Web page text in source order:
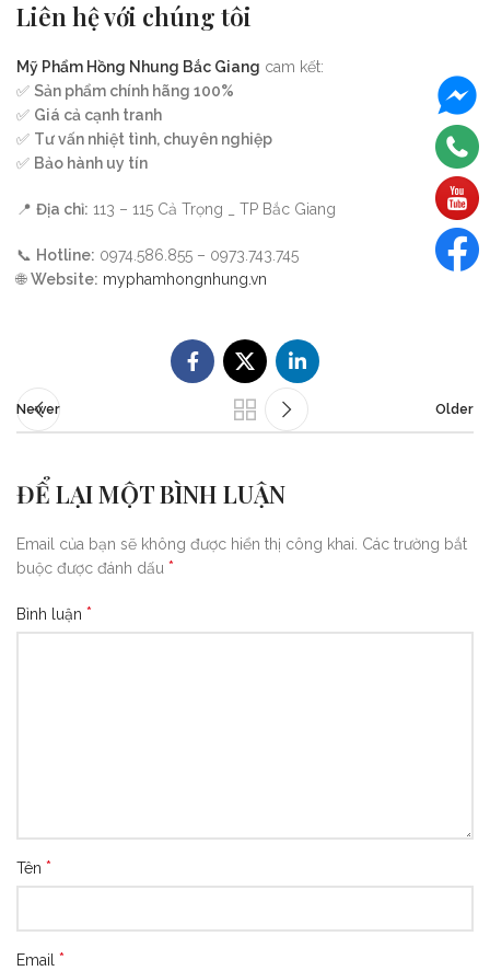
Liên hệ với chúng tôi
Mỹ Phẩm Hồng Nhung Bắc Giang cam kết:
✅ Sản phẩm chính hãng 100%
✅ Giá cả cạnh tranh
✅ Tư vấn nhiệt tình, chuyên nghiệp
✅ Bảo hành uy tín
📍 Địa chỉ: 113 – 115 Cả Trọng _ TP Bắc Giang
📞 Hotline: 0974.586.855 – 0973.743.745
🌐Website: myphamhongnhung.vn
Newer Older
ĐỂ LẠI MỘT BÌNH LUẬN
Email của bạn sẽ không được hiển thị công khai. Các trường bắt
buộc được đánh dấu *
Bình luận *
Tên *
Email *